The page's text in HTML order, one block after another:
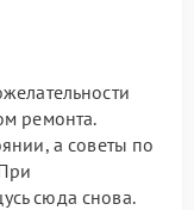
ремонта.
а советы по
сюда снова.